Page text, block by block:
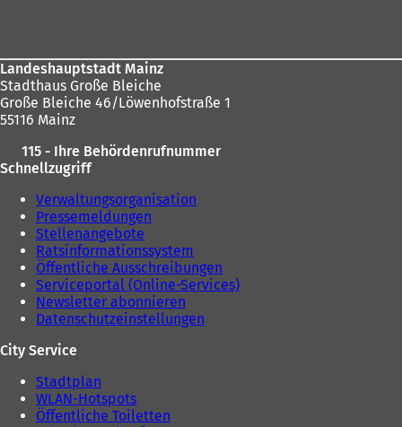
Landeshauptstadt Mainz
Stadthaus Große Bleiche
Große Bleiche 46/Löwenhofstraße 1
55116 Mainz
115 - Ihre Behördenrufnummer
Schnellzugriff
Verwaltungsorganisation
Pressemeldungen
Stellenangebote
Ratsinformationssystem
Öffentliche Ausschreibungen
Serviceportal (Online-Services)
Newsletter abonnieren
Datenschutzeinstellungen
City Service
Stadtplan
WLAN-Hotspots
Öffentliche Toiletten